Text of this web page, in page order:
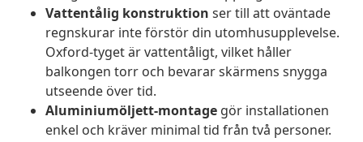
Vattentålig konstruktion ser till att oväntade
regnskurar inte förstör din utomhusupplevelse.
Oxford-tyget är vattentåligt, vilket håller
balkongen torr och bevarar skärmens snygga
utseende över tid.
Aluminiumöljett-montage gör installationen
enkel och kräver minimal tid från två personer.